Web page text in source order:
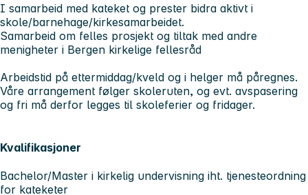
I samarbeid med kateket og prester bidra aktivt i
skole/barnehage/kirkesamarbeidet.
Samarbeid om felles prosjekt og tiltak med andre
menigheter i Bergen kirkelige fellesråd
Arbeidstid på ettermiddag/kveld og i helger må påregnes.
Våre arrangement følger skoleruten, og evt. avspasering
og fri må derfor legges til skoleferier og fridager.
Kvalifikasjoner
Bachelor/Master i kirkelig undervisning iht. tjenesteordning
for kateketer